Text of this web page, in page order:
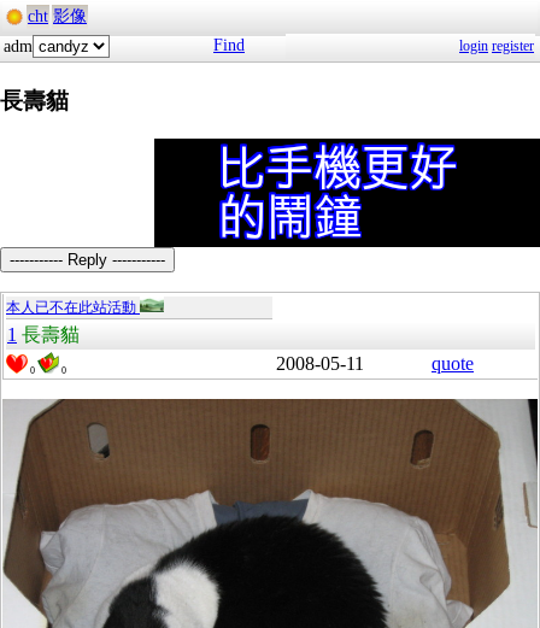
cht 影像
adm
Find login register
長壽貓
----------- Reply -----------
本人已不在此站活動
1 長壽貓
0 0 2008-05-11 quote